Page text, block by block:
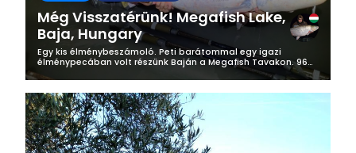
Még Visszatérünk! Megafish Lake,
Baja, Hungary
Egy kis élménybeszámoló. Peti barátommal egy igazi
élménypecában volt részünk Baján a Megafish Tavakon. 96
órát tötöttünk a tóparton ebből csak 55 órát pecáztunk
(Éjjelre kiszedtük a botokat)....